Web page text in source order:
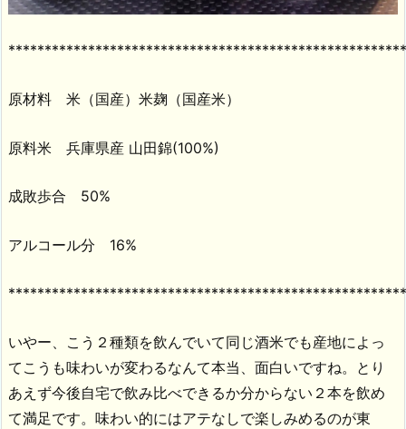
原材料 米（国産）米麹（国産米）
原料米 兵庫県産 山田錦(100%)
成敗歩合 50%
アルコール分 16%
いやー、こう２種類を飲んでいて同じ酒米でも産地によっ
てこうも味わいが変わるなんて本当、面白いですね。とり
あえず今後自宅で飲み比べできるか分からない２本を飲め
て満足です。味わい的にはアテなしで楽しみめるのが東